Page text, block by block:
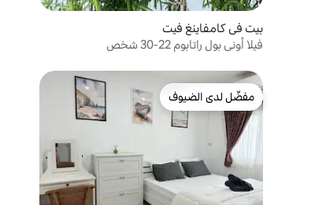
بيت في كامفاينغ فيت
فيلا أوني بول راتابوم 22-30 شخص
مفضّل لدى الضيوف
مفضّل لدى الضيوف